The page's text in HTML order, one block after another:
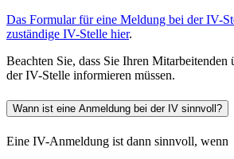
Das Formular für eine Meldung bei der IV-
zuständige IV-Stelle hier.
Beachten Sie, dass Sie Ihren Mitarbeitenden
der IV-Stelle informieren müssen.
Wann ist eine Anmeldung bei der IV sinnvoll?
Eine IV-Anmeldung ist dann sinnvoll, wenn